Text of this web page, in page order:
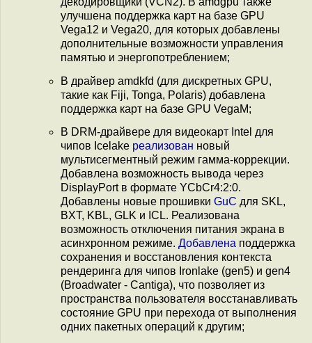
улучшена поддержка карт на базе GPU
Vega12 и Vega20, для которых добавлены
дополнительные возможности управления
памятью и энергопотреблением;
В драйвер amdkfd (для дискретных GPU,
такие как Fiji, Tonga, Polaris) добавлена
поддержка карт на базе GPU VegaM;
В DRM-драйвере для видеокарт Intel для
чипов Icelake реализован новый
мультисегментный режим гамма-коррекции.
Добавлена возможность вывода через
DisplayPort в формате YCbCr4:2:0.
Добавлены новые прошивки GuC для SKL,
BXT, KBL, GLK и ICL. Реализована
возможность отключения питания экрана в
асинхронном режиме. Добавлена поддержка
сохранения и восстановления контекста
рендеринга для чипов Ironlake (gen5) и gen4
(Broadwater - Cantiga), что позволяет из
пространства пользователя восстанавливать
состояние GPU при перехода от выполнения
одних пакетных операций к другим;